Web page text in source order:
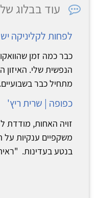
עוד בבלוג
לפחות לקליניקה
כבר כמה זמן
הנפשית שלי. האיזון
מתחיל כבר
כפופה | שרית ריץ'
זויה האחות, מודדת
משקפיים ענקיות
בנטע בעדינות.